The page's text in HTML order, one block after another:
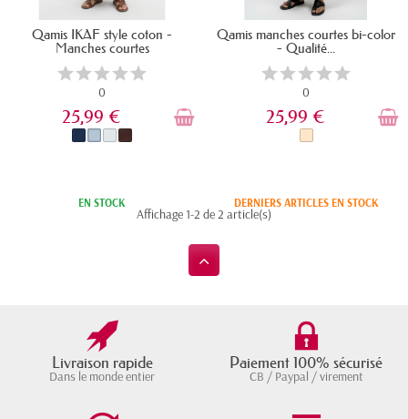
Qamis IKAF style coton -
Manches courtes
0
25,99 €
EN STOCK
Qamis manches courtes bi-color
- Qualité...
0
25,99 €
DERNIERS ARTICLES EN STOCK
Affichage 1-2 de 2 article(s)
Livraison rapide
Dans le monde entier
Paiement 100% sécurisé
CB / Paypal / virement